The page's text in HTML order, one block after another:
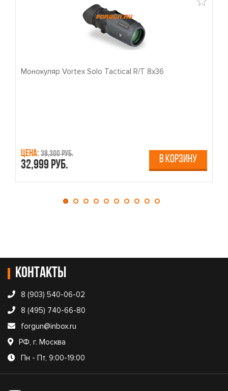
Монокуляр Vortex Solo Tactical R/T 8x36
Цена: 38,300 руб.
32,999 руб. В КОРЗИНУ
Контакты
8 (903) 540-06-02
8 (495) 740-66-80
forgun@inbox.ru
РФ, г. Москва
Пн - Пт, 9:00-19:00